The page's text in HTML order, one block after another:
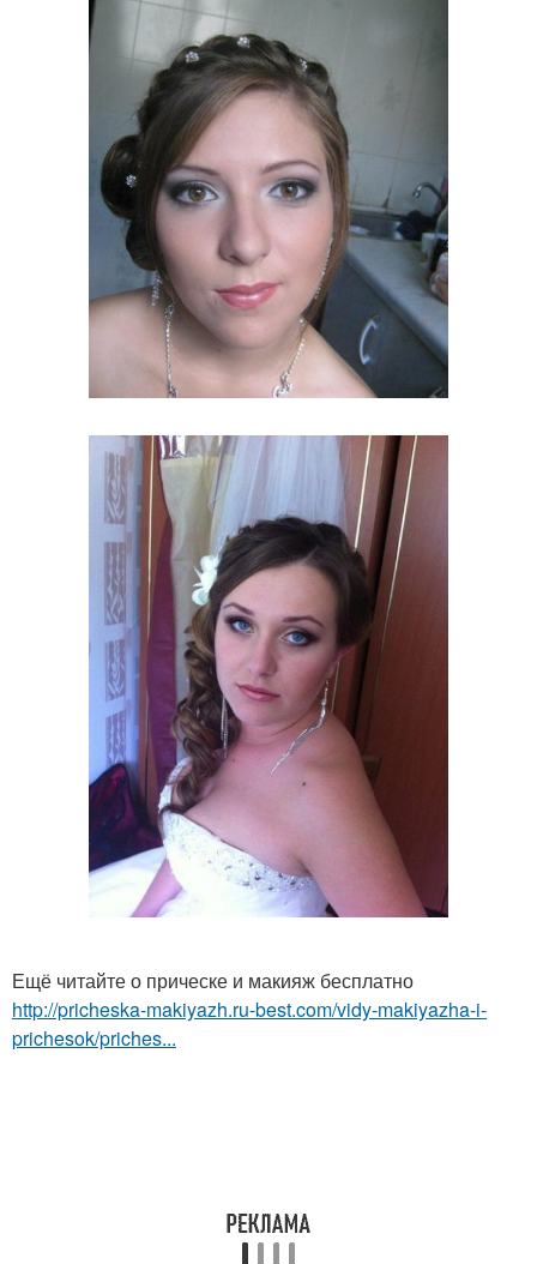
Ещё читайте о прическе и макияж бесплатно
http://pricheska-makiyazh.ru-best.com/vidy-makiyazha-i-
prichesok/priches...